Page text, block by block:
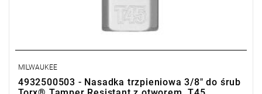
MILWAUKEE
4932500503 - Nasadka trzpieniowa 3/8" do śrub